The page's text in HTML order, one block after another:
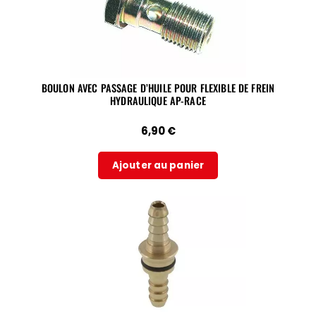
BOULON AVEC PASSAGE D’HUILE POUR FLEXIBLE DE FREIN
HYDRAULIQUE AP-RACE
6,90€
Ajouter au panier